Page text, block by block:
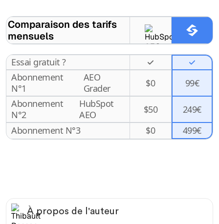
Comparaison des tarifs
mensuels
Essai gratuit ?
Abonnement
N°1
AEO
Grader
$0
99€
Abonnement
N°2
HubSpot
AEO
$50
249€
Abonnement N°3
$0 499€
À propos de l'auteur